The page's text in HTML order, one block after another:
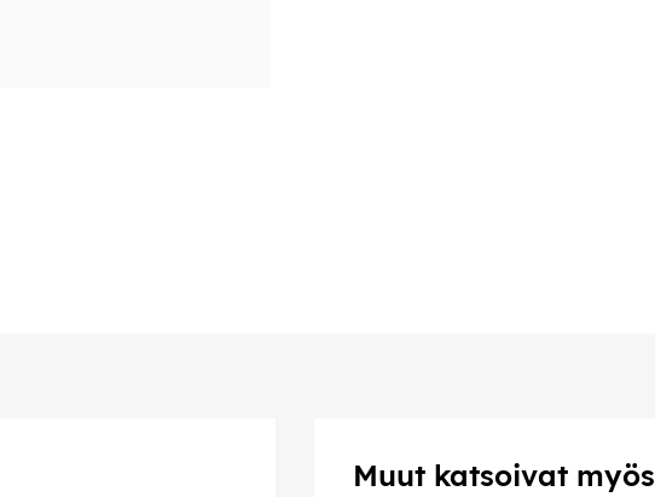
Muut katsoivat myös